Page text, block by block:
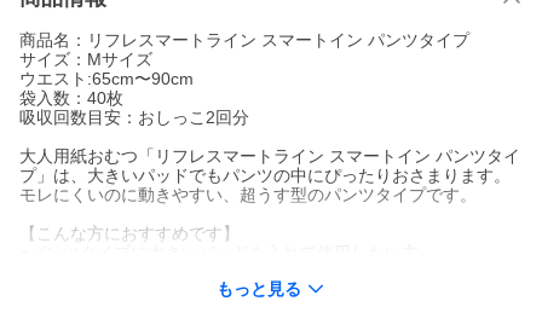
商品名：リフレスマートライン スマートイン パンツタイプ
サイズ：Mサイズ
ウエスト:65cm〜90cm
袋入数：40枚
吸収回数目安：おしっこ2回分
大人用紙おむつ「リフレスマートライン スマートイン パンツタイ
プ」は、大きいパッドでもパンツの中にぴったりおさまります。
モレにくいのに動きやすい、超うす型のパンツタイプです。
【こんな方におすすめです】
●移乗・歩行などの際、動きにくさを感じられている方
もっと見る